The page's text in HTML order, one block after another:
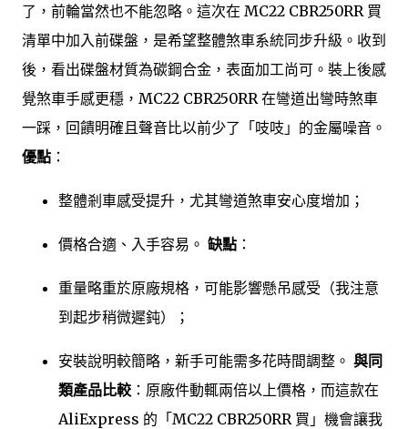
了，前輪當然也不能忽略。這次在 MC22 CBR250RR 買
清單中加入前碟盤，是希望整體煞車系統同步升級。收到
後，看出碟盤材質為碳鋼合金，表面加工尚可。裝上後感
覺煞車手感更穩，MC22 CBR250RR 在彎道出彎時煞車
一踩，回饋明確且聲音比以前少了「吱吱」的金屬噪音。
優點 ：
整體剎車感受提升，尤其彎道煞車安心度增加；
價格合適、入手容易。 缺點 ：
重量略重於原廠規格，可能影響懸吊感受（我注意
到起步稍微遲鈍）；
安裝說明較簡略，新手可能需多花時間調整。 與同
類產品比較 ：原廠件動輒兩倍以上價格，而這款在
AliExpress 的「MC22 CBR250RR 買」機會讓我